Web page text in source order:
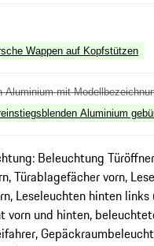
Wappen auf Kopfstützen
Aluminium mit
Aluminium
Beleuchtung
Türablagefächer vorn,
Leseleuchten hinten links
vorn und hinten,